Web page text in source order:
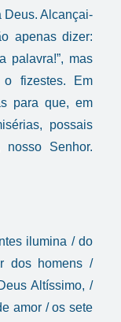
Deus. Alcançai-
apenas dizer:
palavra!”, mas
fizestes. Em
para que, em
possais
Senhor.
ilumina / do
dos homens /
Altíssimo, /
amor / os sete